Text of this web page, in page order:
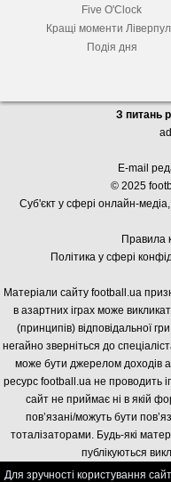
Five O'Clock
Кращі моменти
Подія дня
З питань
E-mail
© 2025
Суб'єкт у сфері онлайн-медіа,
Правила
Політика у сфері
Матеріали сайту football.ua
в азартних іграх може
(принципів) відповідальної
негайно зверніться до
може бути джерелом доходів
ресурс football.ua не проводить
сайт не приймає ні в якій
пов’язані/можуть бути
тоталізаторами. Будь-які
публікуються
Для зручності користування